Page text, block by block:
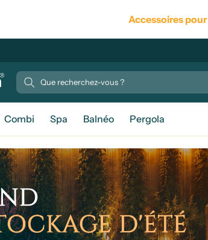
Accessoires
Combi Spa Balnéo Pergola